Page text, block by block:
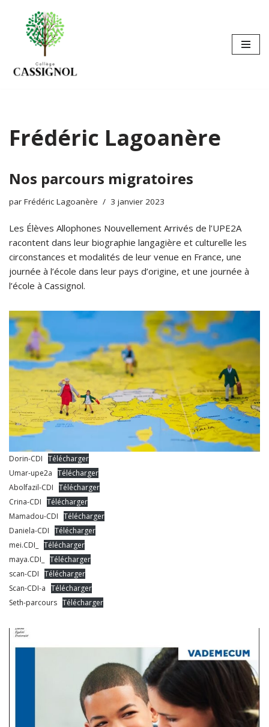
Aller
contenu
Frédéric Lagoanère
Nos parcours migratoires
par Frédéric Lagoanère 3 janvier 2023
Les Élèves Allophones Nouvellement Arrivés de l’UPE2A
racontent dans leur biographie langagière et culturelle les
circonstances et modalités de leur venue en France, une
journée à l’école dans leur pays d’origine, et une journée à
l’école à Cassignol.
Dorin-CDI Télécharger
Umar-upe2a Télécharger
Abolfazil-CDI Télécharger
Crina-CDI Télécharger
Mamadou-CDI Télécharger
Daniela-CDI Télécharger
mei.CDI_
Télécharger
maya.CDI_
Télécharger
scan-CDI Télécharger
Scan-CDI-a Télécharger
Seth-parcours Télécharger